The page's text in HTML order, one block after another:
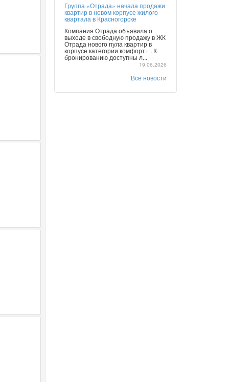
Группа «Отрада» начала продажи
квартир в новом корпусе жилого
квартала в Красногорске
Компания Отрада объявила о
выходе в свободную продажу в ЖК
Отрада нового пула квартир в
корпусе категории комфорт+ . К
бронированию доступны л...
19.06.2026
Все новости